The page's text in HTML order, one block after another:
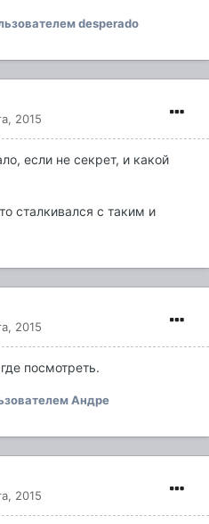
desperado
2015
если не секрет, и какой
сталкивался с таким и
2015
посмотреть.
Андре
2015